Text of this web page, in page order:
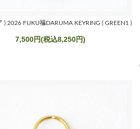
) 2026 FUKU福DARUMA KEYRING ( GREEN1 )
7,500円(税込8,250円)